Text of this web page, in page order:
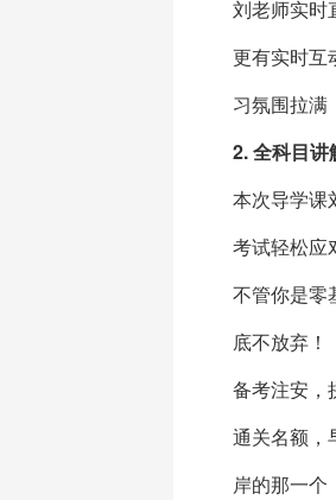
刘老师实时
更有实时互
习氛围拉满
2. 全科目讲
本次导学课
考试轻松应
不管你是零
底不放弃！
备考注安，
通关名额，
岸的那一个